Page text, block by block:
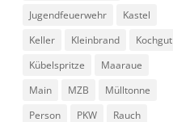
Jugendfeuerwehr
Kastel
Keller
Kleinbrand
Kochgut
Kübelspritze
Maaraue
Main
MZB
Mülltonne
Person
PKW
Rauch